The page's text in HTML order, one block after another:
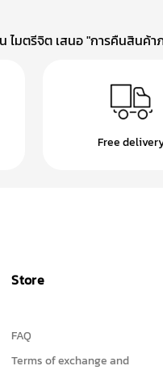
ไมตรีจิต เสนอ "การคืนสินค้
Free
Store
FAQ
Terms of exchange and